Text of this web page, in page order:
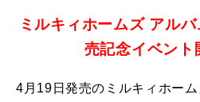
ミルキィホームズ アル
売記念イベント
4月19日発売のミルキィホー